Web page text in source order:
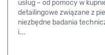
usług – od pomocy w
detailingowe związane z
niezbędne badania
i...